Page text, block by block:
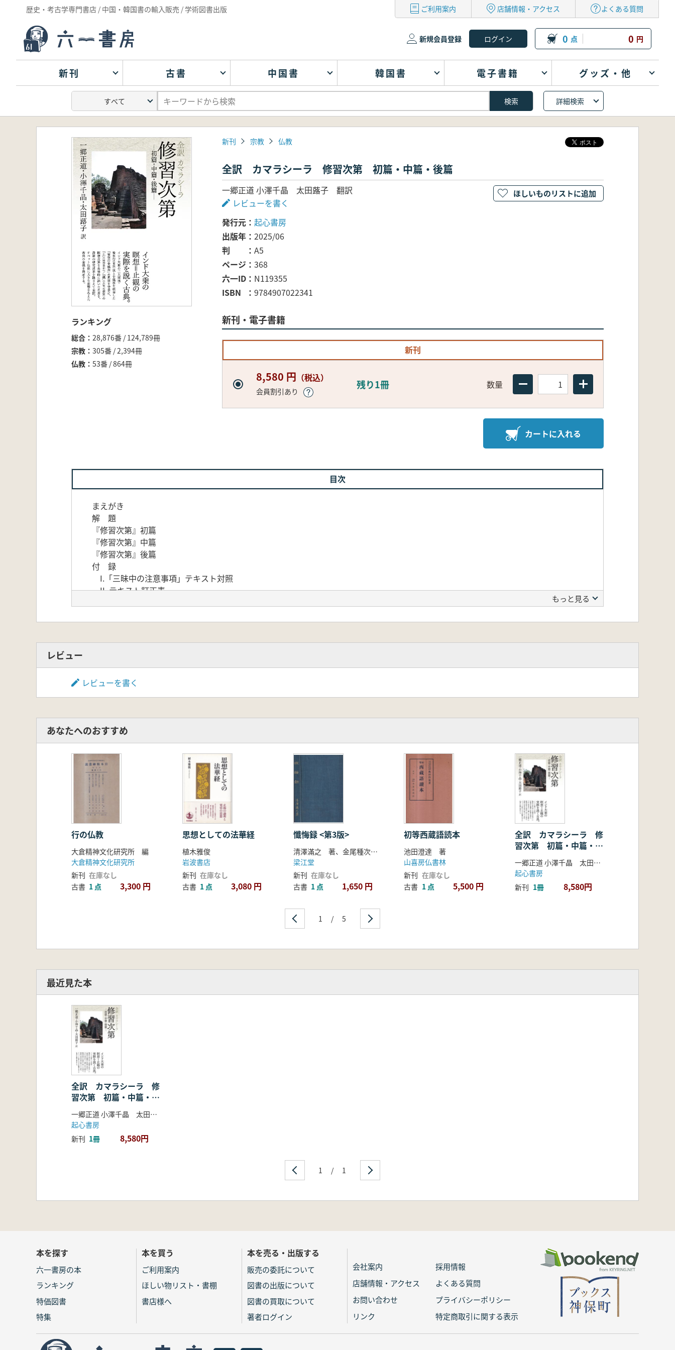
歴史・考古学専門書店 / 中国・韓国書の輸入販売 / 学術図書出版 ご利用案内 店舗情報・アクセス よくある質問
新規会員登録 0 点 0 円
新刊 古書 中国書 韓国書 電子書籍 グッズ・他
詳細検索
ランキング
総合
28,876番 / 124,789冊
宗教
305番 / 2,394冊
仏教
53番 / 864冊
新刊 宗教 仏教
全訳 カマラシーラ 修習次第 初篇・中篇・後篇
一郷正道 小澤千晶 太田蕗子 翻訳
レビューを書く
発行元
起心書房
出版年
2025/06
判
A5
ページ
368
六一ID
N119355
ISBN
9784907022341
新刊・電子書籍
新刊
8,580 円 （税込）
会員割引あり
残り1冊 数量
カートに入れる
ほしいものリストに追加
目次
まえがき
解 題
『修習次第』初篇
『修習次第』中篇
『修習次第』後篇
付 録
I.「三昧中の注意事項」テキスト対照
II. テキスト訂正表
あとがき
もっと見る
レビュー
レビューを書く
あなたへのおすすめ
行の仏教
大倉精神文化研究所 編
大倉精神文化研究所
新刊 在庫なし
古書 1 点 3,300 円
思想としての法華経
植木雅俊
岩波書店
新刊 在庫なし
古書 1 点 3,080 円
懺悔録 <第3版>
清澤滿之 著、金尾種次郎 編
梁江堂
新刊 在庫なし
古書 1 点 1,650 円
初等西蔵語読本
池田澄達 著
山喜房仏書林
新刊 在庫なし
古書 1 点 5,500 円
全訳 カマラシーラ 修
習次第 初篇・中篇・後
篇
一郷正道 小澤千晶 太田蕗子 翻訳
起心書房
新刊 1冊 8,580円
1 / 5
最近見た本
全訳 カマラシーラ 修
習次第 初篇・中篇・後
一郷正道 小澤千晶 太田蕗子 翻訳
起心書房
新刊 1冊 8,580円
1 / 1
本を探す
六一書房の本
ランキング
特価図書
特集
本を買う
ご利用案内
ほしい物リスト・書棚
書店様へ
本を売る・出版する
販売の委託について
図書の出版について
図書の買取について
著者ログイン
会社案内
採用情報
店舗情報・アクセス
よくある質問
お問い合わせ
プライバシーポリシー
リンク
特定商取引に関する表示